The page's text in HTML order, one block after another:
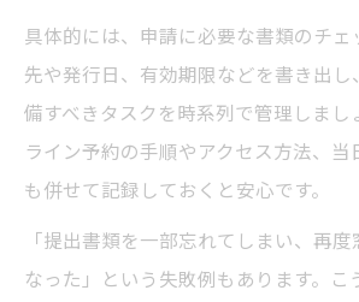
具体的には、申請に必要な書類のチ
先や発行日、有効期限などを書き出
備すべきタスクを時系列で管理しまし
ライン予約の手順やアクセス方法、当
も併せて記録しておくと安心です。
「提出書類を一部忘れてしまい、再
なった」という失敗例もあります。こ